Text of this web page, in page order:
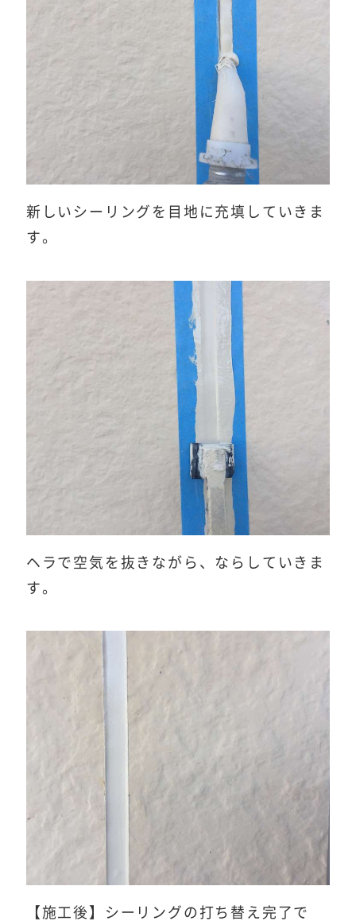
新しいシーリングを目地に充填していきま
す。
ヘラで空気を抜きながら、ならしていきま
す。
【施工後】シーリングの打ち替え完了で